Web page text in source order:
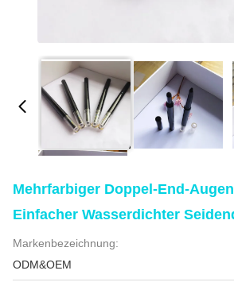
Mehrfarbiger Doppel-End-
Einfacher Wasserdichter
Markenbezeichnung:
ODM&OEM